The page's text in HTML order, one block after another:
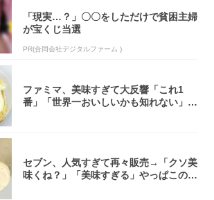
「現実…？」〇〇をしただけで貧困主婦
が宝くじ当選
PR(合同会社デジタルファーム )
ファミマ、美味すぎて大反響「これ1
番」「世界一おいしいかも知れない」
セブン、人気すぎて再々販売→「クソ美
味くね？」「美味すぎる」やっぱこのク